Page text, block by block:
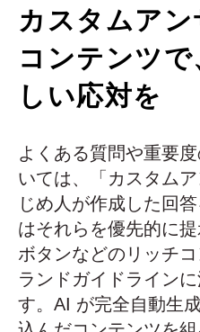
カスタムア
コンテンツ
しい応対を
よくある質問や重要
いては、「カスタム
じめ人が作成した回
はそれらを優先的に
ボタンなどのリッチ
ランドガイドライン
す。AI が完全自動生